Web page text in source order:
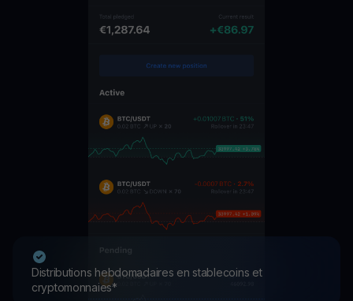
Distributions hebdomadaires en stablecoins et
cryptomonnaies*